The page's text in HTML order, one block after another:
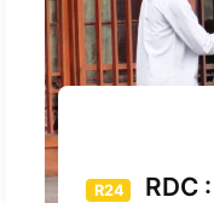
R24
RDC